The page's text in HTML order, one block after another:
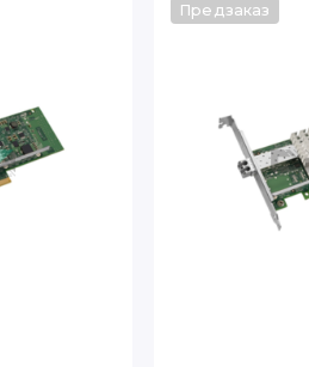
Предзаказ